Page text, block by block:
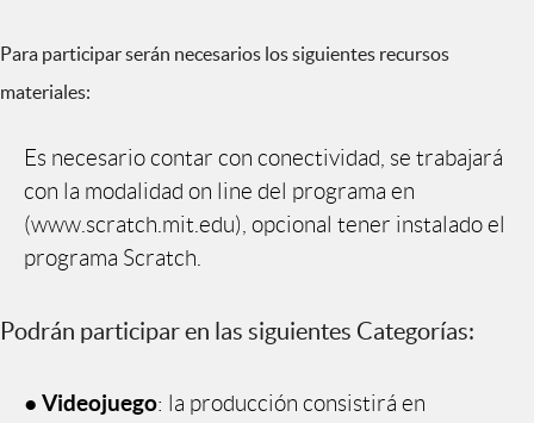
Para participar serán necesarios los siguientes recursos
materiales:
Es necesario contar con conectividad, se trabajará
con la modalidad on line del programa en
(www.scratch.mit.edu), opcional tener instalado el
programa Scratch.
Podrán participar en las siguientes Categorías:
● Videojuego: la producción consistirá en